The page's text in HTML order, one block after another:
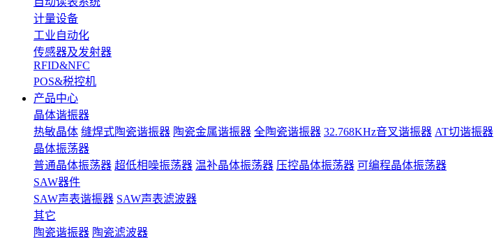
计量设备
工业自动化
传感器及发射器
RFID&NFC
POS&税控机
产品中心
晶体谐振器
热敏晶体 缝焊式陶瓷谐振器 陶瓷金属谐振器 全陶瓷谐振器 32.768KHz音叉谐振器 AT切谐振器
晶体振荡器
普通晶体振荡器 超低相噪振荡器 温补晶体振荡器 压控晶体振荡器 可编程晶体振荡器
SAW器件
SAW声表谐振器 SAW声表滤波器
其它
陶瓷谐振器 陶瓷滤波器